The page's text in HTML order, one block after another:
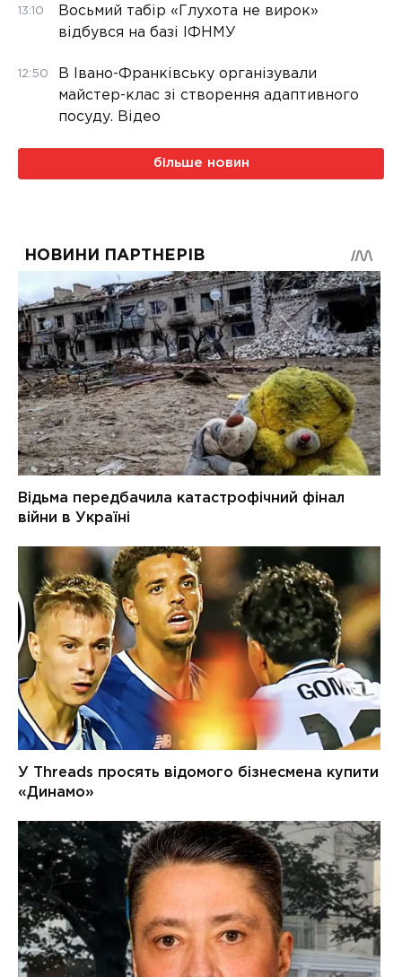
13:10
Восьмий табір «Глухота не вирок»
відбувся на базі ІФНМУ
12:50
В Івано-Франківську організували
майстер-клас зі створення адаптивного
посуду. Відео
більше новин